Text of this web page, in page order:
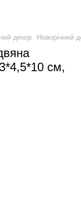
декор Новорічний
см,